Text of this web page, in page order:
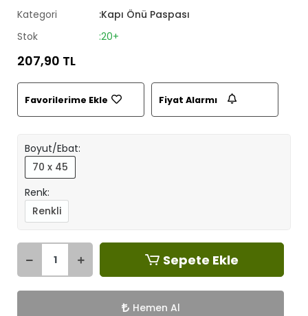
Kategori
:Kapı Önü Paspası
Stok
:20+
207,90 TL
Favorilerime Ekle Fiyat Alarmı
Boyut/Ebat:
70 x 45
Renk:
Renkli
Sepete Ekle
Hemen Al